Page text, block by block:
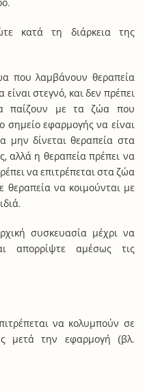
κατά τη διάρκεια της
που λαμβάνουν θεραπεία
στεγνό, και δεν πρέπει
παίζουν με τα ζώα που
σημείο εφαρμογής να είναι
μην δίνεται θεραπεία στα
αλλά η θεραπεία πρέπει να
να επιτρέπεται στα ζώα
να κοιμούνται με
συσκευασία μέχρι να
απορρίψτε αμέσως τις
να κολυμπούν σε
μετά την εφαρμογή (βλ.